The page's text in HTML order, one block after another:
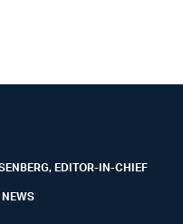
EDITOR-IN-CHIEF